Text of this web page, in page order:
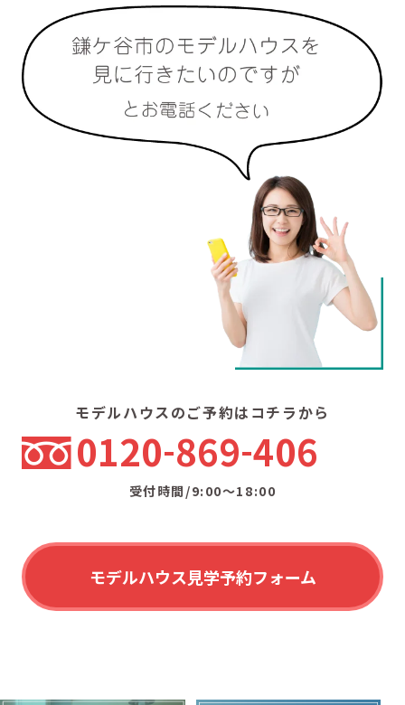
モデルハウスのご予約はコチラから
0120 869 406
受付時間/9:00〜18:00
モデルハウス見学予約フォーム